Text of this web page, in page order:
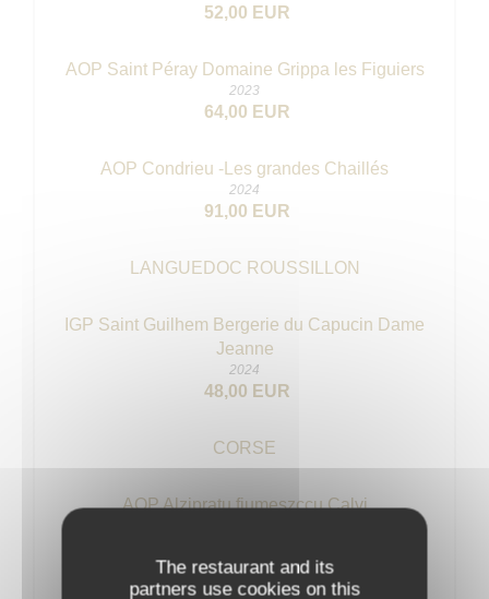
The restaurant and its
partners use cookies on this
52,00 EUR
AOP Saint Péray Domaine Grippa les Figuiers
2023
64,00 EUR
AOP Condrieu -Les grandes Chaillés
2024
91,00 EUR
LANGUEDOC ROUSSILLON
IGP Saint Guilhem Bergerie du Capucin Dame
Jeanne
2024
48,00 EUR
CORSE
AOP Alzipratu fiumeszccu Calvi